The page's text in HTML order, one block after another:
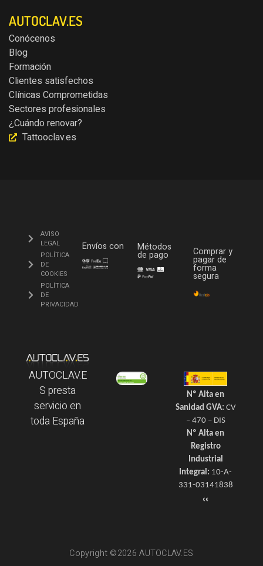
AUTOCLAV.ES
Conócenos
Blog
Formación
Clientes satisfechos
Clínicas Comprometidas
Sectores profesionales
¿Cuándo renovar?
Tattooclav.es
AVISO
LEGAL
POLÍTICA
DE
COOKIES
POLÍTICA
DE
PRIVACIDAD
Envíos con Métodos
de pago Comprar y
pagar de
forma
segura
AUTOCLAV.E
S presta
servicio en
toda España
Nº Alta en
Sanidad GVA: CV
– 470 – DIS
Nº Alta en
Registro
Industrial
Integral: 10-A-
331-03141838
Copyright ©2026 AUTOCLAV.ES